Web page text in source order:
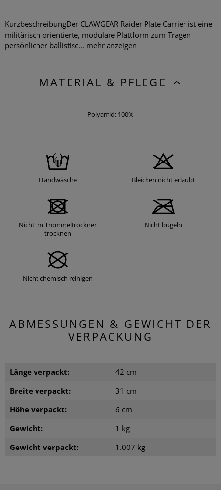
KurzbeschreibungDer CLAWGEAR Raider Plate Carrier ist eine
militärisch orientierte, modulare Plattform zum Tragen
persönlicher ballistisc... mehr anzeigen
MATERIAL & PFLEGE
Polyamid: 100%
Handwäsche Bleichen nicht erlaubt
Nicht im Trommeltrockner
trocknen
Nicht bügeln
Nicht chemisch reinigen
ABMESSUNGEN & GEWICHT DER
VERPACKUNG
Länge verpackt:
42 cm
Breite verpackt:
31 cm
Höhe verpackt:
6 cm
Gewicht:
1 kg
Gewicht verpackt:
1.007 kg